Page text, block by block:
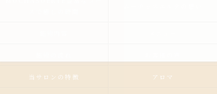
当サロンの特徴 アロマ